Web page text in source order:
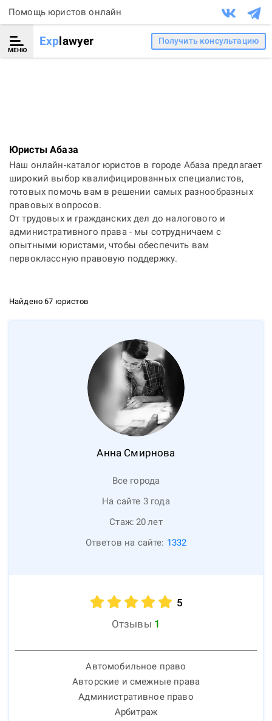
Помощь юристов онлайн
МЕНЮ
Explawyer Получить консультацию
Юристы Абаза
Наш онлайн-каталог юристов в городе Абаза предлагает
широкий выбор квалифицированных специалистов,
готовых помочь вам в решении самых разнообразных
правовых вопросов.
От трудовых и гражданских дел до налогового и
административного права - мы сотрудничаем с
опытными юристами, чтобы обеспечить вам
первоклассную правовую поддержку.
Найдено 67 юристов
Анна Смирнова
Все города
На сайте 3 года
Стаж: 20лет
Ответов на сайте: 1332
5
Отзывы 1
Автомобильное право
Авторские и смежные права
Административное право
Арбитраж